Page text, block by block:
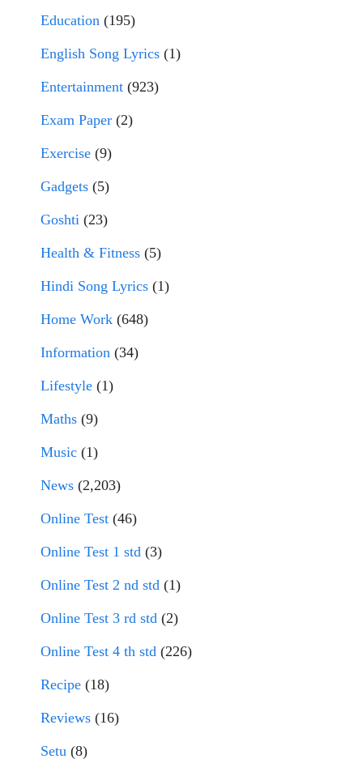
Education (195)
English Song Lyrics (1)
Entertainment (923)
Exam Paper (2)
Exercise (9)
Gadgets (5)
Goshti (23)
Health & Fitness (5)
Hindi Song Lyrics (1)
Home Work (648)
Information (34)
Lifestyle (1)
Maths (9)
Music (1)
News (2,203)
Online Test (46)
Online Test 1 std (3)
Online Test 2 nd std (1)
Online Test 3 rd std (2)
Online Test 4 th std (226)
Recipe (18)
Reviews (16)
Setu (8)